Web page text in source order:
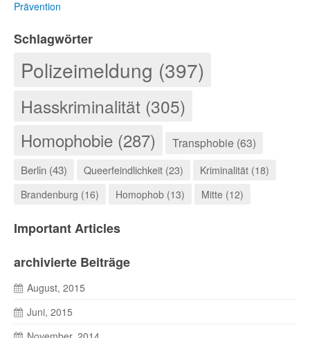
Prävention
Schlagwörter
Polizeimeldung (397)
Hasskriminalität (305)
Homophobie (287)
Transphobie (63)
Berlin (43) Queerfeindlichkeit (23)
Kriminalität (18)
Brandenburg (16)
Homophob (13) Mitte (12)
Important Articles
archivierte Beiträge
August, 2015
Juni, 2015